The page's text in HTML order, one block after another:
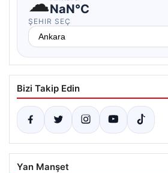
NaN°C
ŞEHIR SEÇ
Bizi Takip Edin
Yan Manşet